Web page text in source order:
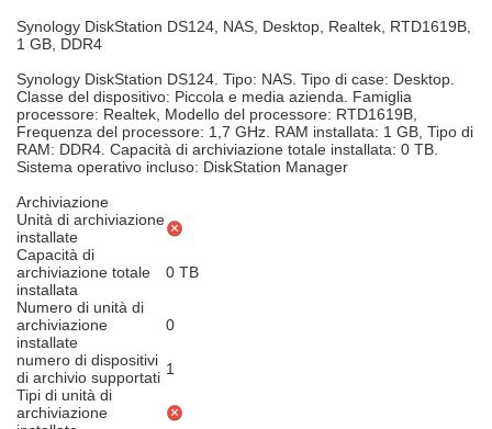
Synology DiskStation DS124, NAS, Desktop, Realtek, RTD1619B,
1 GB, DDR4
Synology DiskStation DS124. Tipo: NAS. Tipo di case: Desktop.
Classe del dispositivo: Piccola e media azienda. Famiglia
processore: Realtek, Modello del processore: RTD1619B,
Frequenza del processore: 1,7 GHz. RAM installata: 1 GB, Tipo di
RAM: DDR4. Capacità di archiviazione totale installata: 0 TB.
Sistema operativo incluso: DiskStation Manager
Archiviazione
Unità di archiviazione
installate
Capacità di
archiviazione totale
installata
0 TB
Numero di unità di
archiviazione
installate
0
numero di dispositivi
di archivio supportati 1
Tipi di unità di
archiviazione